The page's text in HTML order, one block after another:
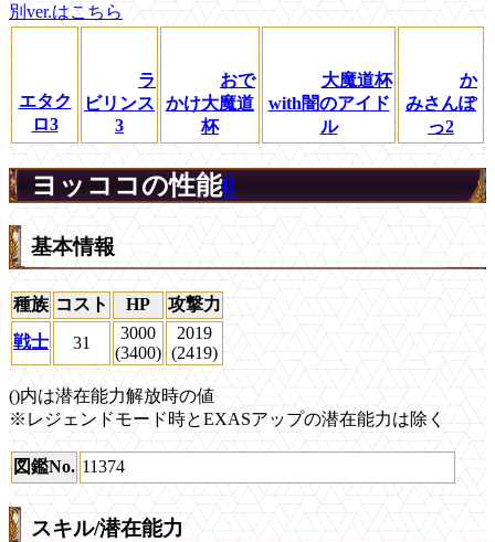
別ver.はこちら
エタク
ロ3
ラ
ビリンス
3
おで
かけ大魔道
杯
大魔道杯
with闇のアイド
ル
か
みさんぽ
っ2
ヨッココの性能0
基本情報
種族 コスト HP
攻撃力
戦士
31
3000
(3400)
2019
(2419)
()内は潜在能力解放時の値
※レジェンドモード時とEXASアップの潜在能力は除く
図鑑No. 11374
スキル/潜在能力